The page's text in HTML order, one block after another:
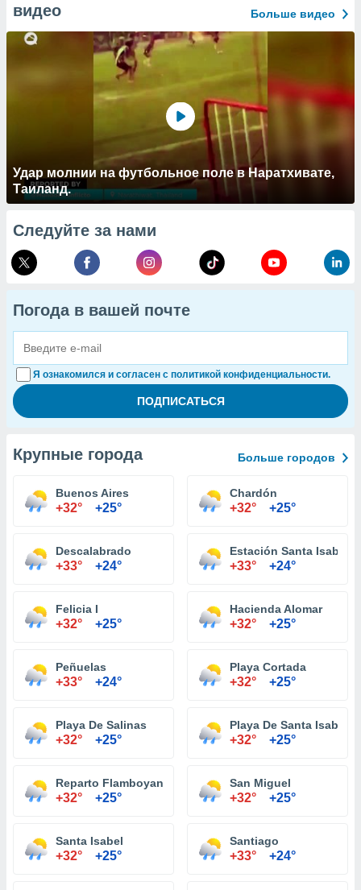
видео Больше видео
Удар молнии на футбольное поле в Наратхивате,
Таиланд.
Следуйте за нами
Погода в вашей почте
Я ознакомился и согласен с политикой конфиденциальности.
Крупные города Больше городов
Buenos Aires
+32° +25°
Chardón
+32° +25°
Descalabrado
+33° +24°
Estación Santa Isabel
+33° +24°
Felicia I
+32° +25°
Hacienda Alomar
+32° +25°
Peñuelas
+33° +24°
Playa Cortada
+32° +25°
Playa De Salinas
+32° +25°
Playa De Santa Isabel
+32° +25°
Reparto Flamboyan
+32° +25°
San Miguel
+32° +25°
Santa Isabel
+32° +25°
Santiago
+33° +24°